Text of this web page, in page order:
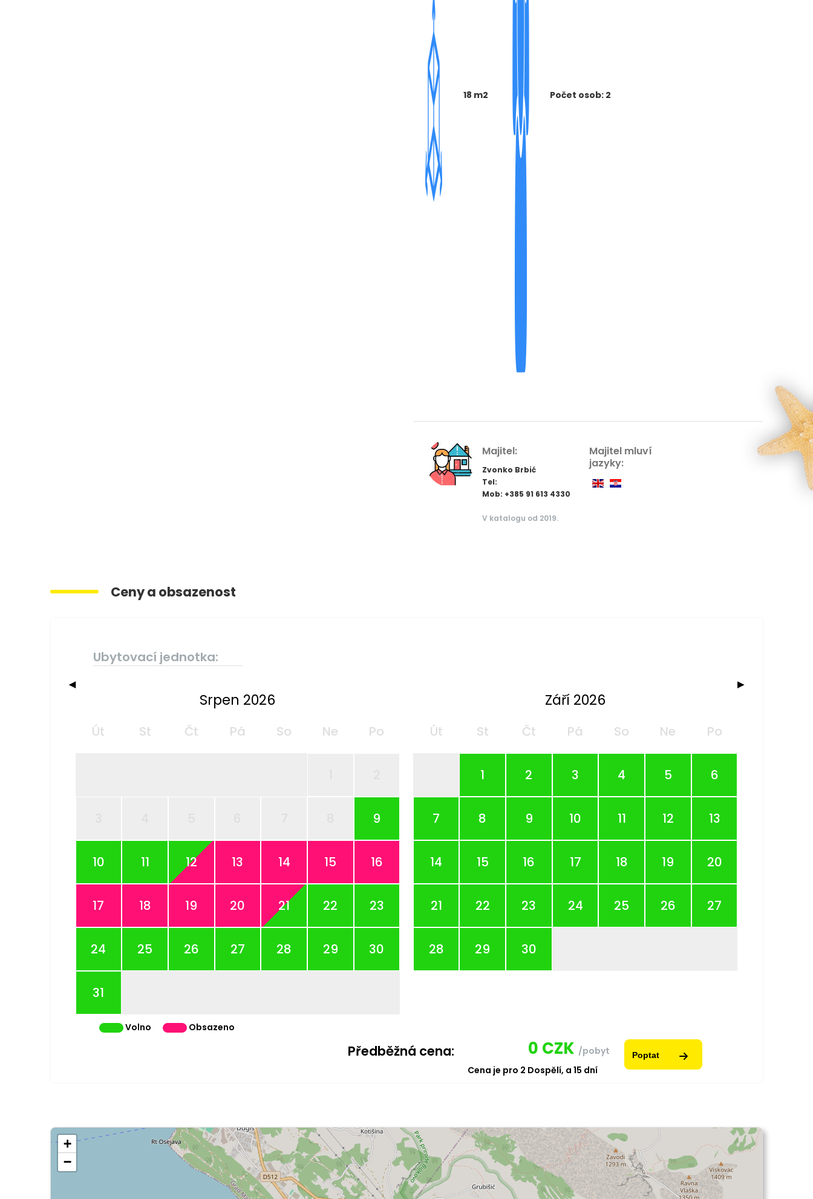
18 m2 Počet osob: 2
Majitel:
Zvonko Brbić
Tel:
Mob: +385 91 613 4330
V katalogu od 2019.
Majitel mluví
jazyky:
Ceny a obsazenost
Ubytovací jednotka:
◀ ▶
Srpen 2026
Út St Čt Pá So Ne Po
9
10 11 12 13 14 15 16
17 18 19 20 21 22 23
24 25 26 27 28 29 30
31
Září 2026
Út St Čt Pá So Ne Po
1 2 3 4 5 6
7 8 9 10 11 12 13
14 15 16 17 18 19 20
21 22 23 24 25 26 27
28 29 30
Volno Obsazeno
Předběžná cena: 0 CZK /pobyt
Cena je pro 2 Dospělí, a15 dní
Poptat
+
−